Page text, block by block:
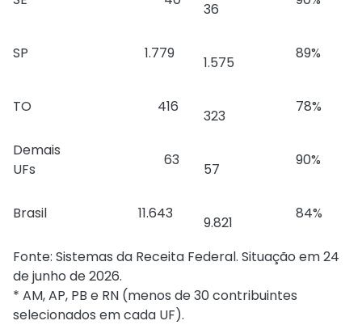
36
SP 1.779
1.575
89%
TO 416
323
78%
Demais
UFs
63
57
90%
Brasil 11.643
9.821
84%
Fonte: Sistemas da Receita Federal. Situação em 24
de junho de 2026.
* AM, AP, PB e RN (menos de 30 contribuintes
selecionados em cada UF).